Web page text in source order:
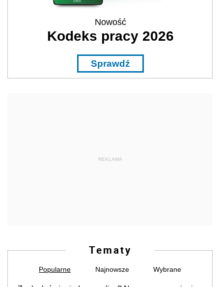
Nowość
Kodeks pracy 2026
Sprawdź
REKLAMA
Tematy
Popularne Najnowsze Wybrane